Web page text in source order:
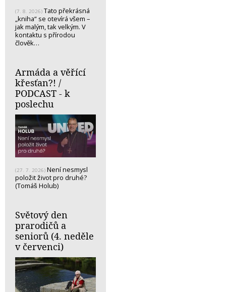
(7. 8. 2026) Tato překrásná
„kniha“ se otevírá všem –
jak malým, tak velkým. V
kontaktu s přírodou
člověk…
Armáda a věřící
křesťan?! /
PODCAST - k
poslechu
(27. 7. 2026) Není nesmysl
položit život pro druhé?
(Tomáš Holub)
Světový den
prarodičů a
seniorů (4. neděle
v červenci)